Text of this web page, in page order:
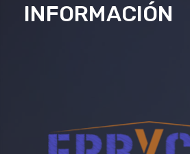
INFORMACIÓN